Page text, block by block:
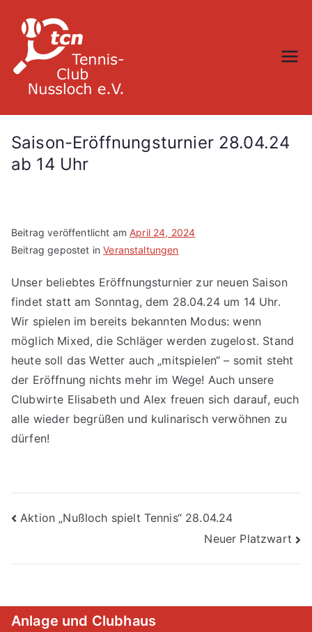
Inhalt
springen
Saison-Eröffnungsturnier 28.04.24
ab 14 Uhr
Beitrag veröffentlicht amApril 24, 2024
Beitrag gepostet inVeranstaltungen
Unser beliebtes Eröffnungsturnier zur neuen Saison
findet statt am Sonntag, dem 28.04.24 um 14 Uhr.
Wir spielen im bereits bekannten Modus: wenn
möglich Mixed, die Schläger werden zugelost. Stand
heute soll das Wetter auch „mitspielen“ – somit steht
der Eröffnung nichts mehr im Wege! Auch unsere
Clubwirte Elisabeth und Alex freuen sich darauf, euch
alle wieder begrüßen und kulinarisch verwöhnen zu
dürfen!
Beitragsnavigation
Aktion „Nußloch spielt Tennis“ 28.04.24
Neuer Platzwart
Anlage und Clubhaus